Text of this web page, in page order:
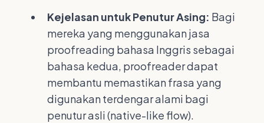
Kejelasan untuk Penutur Asing: Bagi
mereka yang menggunakan jasa
proofreading bahasa Inggris sebagai
bahasa kedua, proofreader dapat
membantu memastikan frasa yang
digunakan terdengar alami bagi
penutur asli (native-like flow).